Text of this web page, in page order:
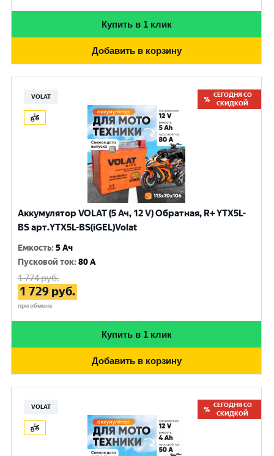
Купить в 1 клик
Добавить в корзину
VOLAT
СЕГОДНЯ СО
СКИДКОЙ
Аккумулятор VOLAT (5 Ач, 12 V) Обратная, R+ YTX5L-
BS арт.YTX5L-BS(iGEL)Volat
Емкость:5 Ач
Пусковой ток:80 A
1 774руб.
1 729 руб.
при обмене
Купить в 1 клик
Добавить в корзину
VOLAT
СЕГОДНЯ СО
СКИДКОЙ